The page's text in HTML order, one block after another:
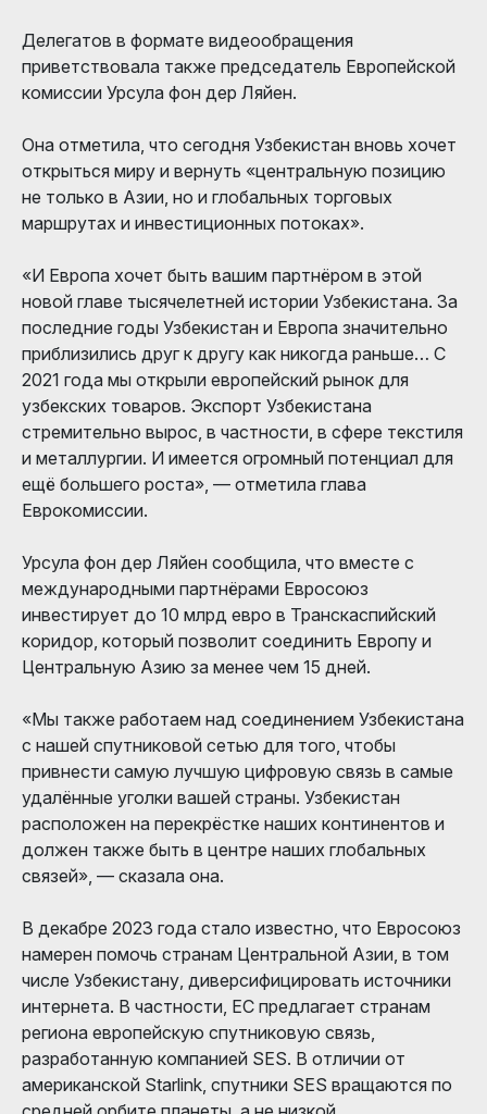
Делегатов в формате видеообращения
приветствовала также председатель Европейской
комиссии Урсула фон дер Ляйен.
Она отметила, что сегодня Узбекистан вновь хочет
открыться миру и вернуть «центральную позицию
не только в Азии, но и глобальных торговых
маршрутах и инвестиционных потоках».
«И Европа хочет быть вашим партнёром в этой
новой главе тысячелетней истории Узбекистана. За
последние годы Узбекистан и Европа значительно
приблизились друг к другу как никогда раньше… С
2021 года мы открыли европейский рынок для
узбекских товаров. Экспорт Узбекистана
стремительно вырос, в частности, в сфере текстиля
и металлургии. И имеется огромный потенциал для
ещё большего роста», — отметила глава
Еврокомиссии.
Урсула фон дер Ляйен сообщила, что вместе с
международными партнёрами Евросоюз
инвестирует до 10 млрд евро в Транскаспийский
коридор, который позволит соединить Европу и
Центральную Азию за менее чем 15 дней.
«Мы также работаем над соединением Узбекистана
с нашей спутниковой сетью для того, чтобы
привнести самую лучшую цифровую связь в самые
удалённые уголки вашей страны. Узбекистан
расположен на перекрёстке наших континентов и
должен также быть в центре наших глобальных
связей», — сказала она.
В декабре 2023 года стало известно, что Евросоюз
намерен помочь странам Центральной Азии, в том
числе Узбекистану, диверсифицировать источники
интернета. В частности, ЕС предлагает странам
региона европейскую спутниковую связь,
разработанную компанией SES. В отличии от
американской Starlink, спутники SES вращаются по